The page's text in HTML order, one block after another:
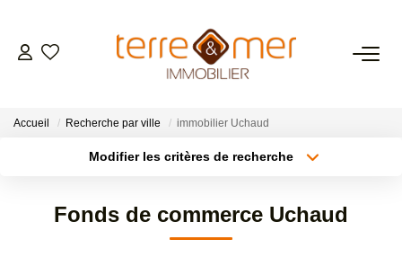
Accueil Recherche par ville immobilier Uchaud
Modifier les critères de recherche
Type de bien
Fonds de commerce Uchaud